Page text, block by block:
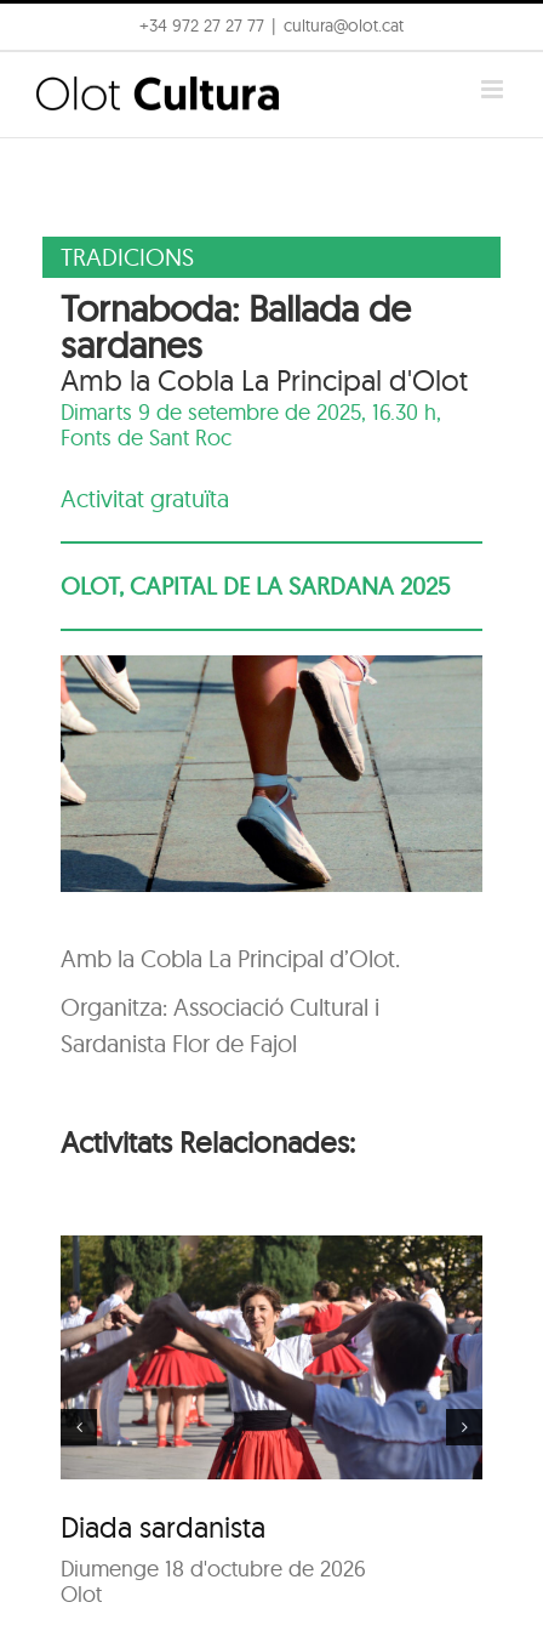
to
content
+34 972 27 27 77 cultura@olot.cat
TRADICIONS
Tornaboda: Ballada de
sardanes
Amb la Cobla La Principal d'Olot
Dimarts 9 de setembre de 2025, 16.30 h,
Fonts de Sant Roc
Activitat gratuïta
OLOT, CAPITAL DE LA SARDANA 2025
Amb la Cobla La Principal d’Olot.
Organitza: Associació Cultural i
Sardanista Flor de Fajol
Activitats Relacionades:
Diada sardanista
Diumenge 18 d'octubre de 2026
Olot
84è Concurs de Colles
Sardanistes